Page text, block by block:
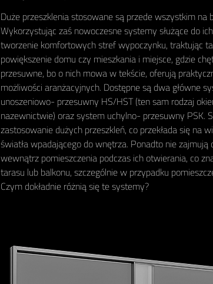
Duże przeszklenia stosowane są przede wszystkim na
Wykorzystując zaś nowoczesne systemy służące do
tworzenie komfortowych stref wypoczynku, traktując
powiększenie domu czy mieszkania i miejsce, gdzie
przesuwne, bo o nich mowa w tekście, oferują
możliwości aranżacyjnych. Dostępne są dwa główne
unoszeniowo- przesuwny HS/HST (ten sam rodzaj
nazewnictwie) oraz system uchylno- przesuwny PSK.
zastosowanie dużych przeszkleń, co przekłada się na
światła wpadającego do wnętrza. Ponadto nie
wewnątrz pomieszczenia podczas ich otwierania, co
tarasu lub balkonu, szczególnie w przypadku
Czym dokładnie różnią się te systemy?